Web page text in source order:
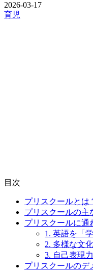
2026-03-17
育児
目次
プリスクールとは
プリスクールの主
プリスクールに通
1. 英語を「
2. 多様な文
3. 自己表現
プリスクールのデ